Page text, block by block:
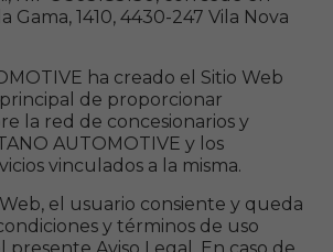
Gama, 1410, 4430-247 Vila Nova
ha creado el Sitio Web
de proporcionar
la red de concesionarios y
AUTOMOTIVE y los
vinculados a la misma.
el usuario consiente y queda
y términos de uso